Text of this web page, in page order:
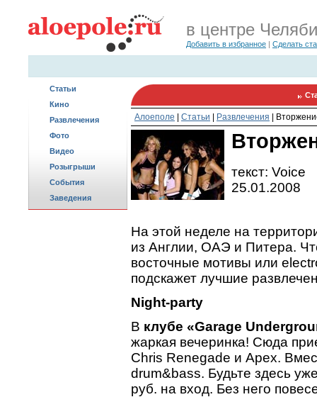
в центре
Добавить в избранное | Сделать
Статьи
Кино
Развлечения
Фото
Видео
Розыгрыши
События
Заведения
Алоеполе Статьи Развлечения
текст: Voice
25.01.2008
На этой неделе на
из Англии, ОАЭ и Питера.
восточные мотивы или
подскажет лучшие
Night-party
В клубе «Garage
жаркая вечеринка! Сюда
Chris Renegade и Apex.
drum&bass. Будьте здесь
руб. на вход. Без него